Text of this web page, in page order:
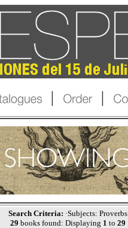
Search Criteria: ·Subjects: Proverbs
29 books found: Displaying 1 to 29